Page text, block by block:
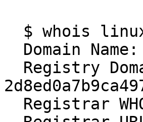
Registrar